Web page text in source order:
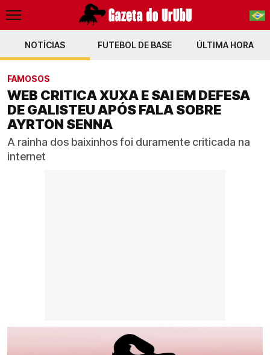
PT-BR
NOTÍCIAS FUTEBOL DE BASE ÚLTIMA HORA
FAMOSOS
WEB CRITICA XUXA E SAI EM DEFESA
DE GALISTEU APÓS FALA SOBRE
AYRTON SENNA
A rainha dos baixinhos foi duramente criticada na
internet